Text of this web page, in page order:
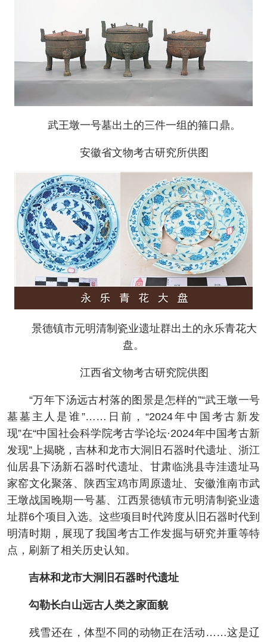
武王墩一号墓出土的三件一组的箍口鼎。
安徽省文物考古研究所供图
景德镇市元明清制瓷业遗址群出土的永乐青花大
盘。
江西省文物考古研究院供图
“万年下汤远古村落的图景是怎样的”“武王墩一号
墓墓主人是谁”……日前，“2024年中国考古新发
现”在“中国社会科学院考古学论坛·2024年中国考古新
发现”上揭晓，吉林和龙市大洞旧石器时代遗址、浙江
仙居县下汤新石器时代遗址、甘肃临洮县寺洼遗址马
家窑文化聚落、陕西宝鸡市周原遗址、安徽淮南市武
王墩战国晚期一号墓、江西景德镇市元明清制瓷业遗
址群6个项目入选。这些项目时代跨度从旧石器时代到
明清时期，展现了我国考古工作发掘与研究并重等特
点，刷新了相关历史认知。
吉林和龙市大洞旧石器时代遗址
勾勒长白山远古人类之家面貌
残雪还在，体型不同的动物正在活动……这是辽